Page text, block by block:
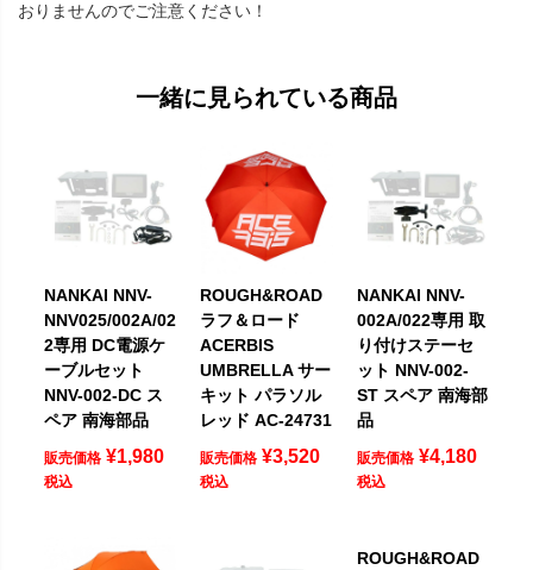
おりませんのでご注意ください！
一緒に見られている商品
NANKAI NNV-
NNV025/002A/02
2専用 DC電源ケ
ーブルセット
NNV-002-DC ス
ペア 南海部品
販売価格 ¥1,980
税込
ROUGH&ROAD
ラフ＆ロード
ACERBIS
UMBRELLA サー
キット パラソル
レッド AC-24731
販売価格 ¥3,520
税込
NANKAI NNV-
002A/022専用 取
り付けステーセ
ット NNV-002-
ST スペア 南海部
品
販売価格 ¥4,180
税込
ROUGH&ROAD